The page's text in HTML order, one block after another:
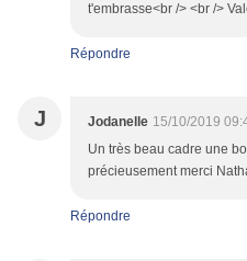
t'embrasse<br /> <br />
Répondre
J Jodanelle 15/10/2019
Un très beau cadre une
précieusement merci
Répondre